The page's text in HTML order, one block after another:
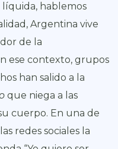
hablemos
Argentina vive
de la
ese contexto, grupos
han salido a la
que niega a las
cuerpo. En una de
redes sociales la